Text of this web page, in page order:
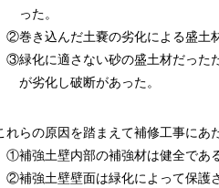
った。
②巻き込んだ土嚢の劣化による盛土
③緑化に適さない砂の盛土材だった
が劣化し破断があった。
れらの原因を踏まえて補修工事にあ
①補強土壁内部の補強材は健全であ
②補強土壁壁面は緑化によって保護